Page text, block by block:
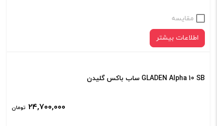
مقایسه
اطلاعات بیشتر
GLADEN Alpha 10 SB ساب باکس گلیدن
۲۴,۷۰۰,۰۰۰ تومان